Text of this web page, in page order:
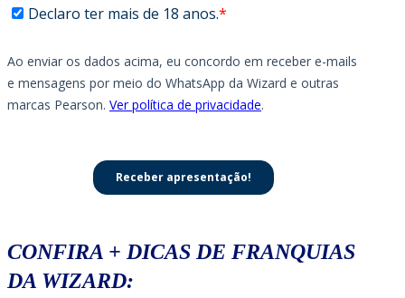
CONFIRA + DICAS DE FRANQUIAS
DA WIZARD: